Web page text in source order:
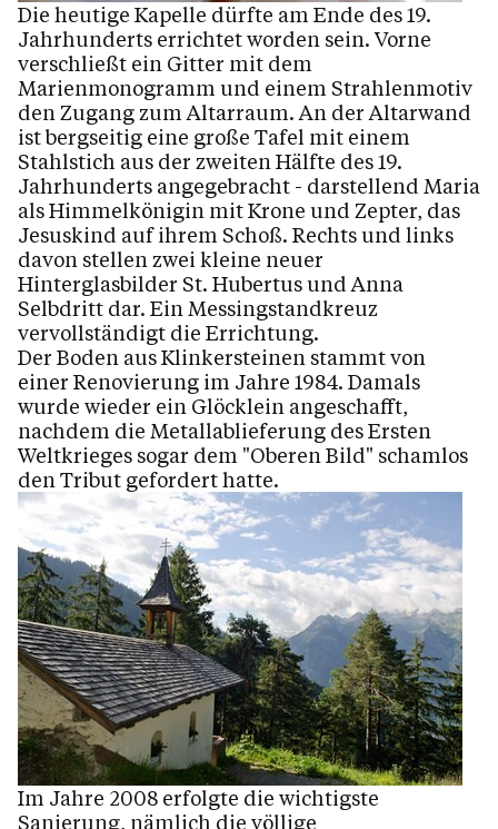
Die heutige Kapelle dürfte am Ende des 19.
Jahrhunderts errichtet worden sein. Vorne
verschließt ein Gitter mit dem
Marienmonogramm und einem Strahlenmotiv
den Zugang zum Altarraum. An der Altarwand
ist bergseitig eine große Tafel mit einem
Stahlstich aus der zweiten Hälfte des 19.
Jahrhunderts angegebracht - darstellend Maria
als Himmelkönigin mit Krone und Zepter, das
Jesuskind auf ihrem Schoß. Rechts und links
davon stellen zwei kleine neuer
Hinterglasbilder St. Hubertus und Anna
Selbdritt dar. Ein Messingstandkreuz
vervollständigt die Errichtung.
Der Boden aus Klinkersteinen stammt von
einer Renovierung im Jahre 1984. Damals
wurde wieder ein Glöcklein angeschafft,
nachdem die Metallablieferung des Ersten
Weltkrieges sogar dem "Oberen Bild" schamlos
den Tribut gefordert hatte.
Im Jahre 2008 erfolgte die wichtigste
Sanierung, nämlich die völlige